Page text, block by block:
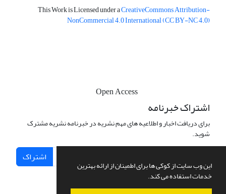
این وب سایت از کوکی ها برای اطمینان از ارائه بهترین
خدمات استفاده می کند.
This Work is Licensed under aCreativeCommonsAttribution-
NonCommercial 4.0 International(CC BY-NC 4.0)
اشتراک خبرنامه
برای دریافت اخبار و اطلاعیه های مهم نشریه در خبرنامه نشریه مشترک
شوید.
اشتراک